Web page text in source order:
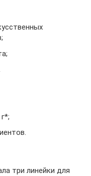
три линейки для